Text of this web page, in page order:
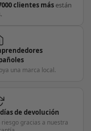
clientes más están
una marca local.
de devolución
riesgo gracias a nuestra